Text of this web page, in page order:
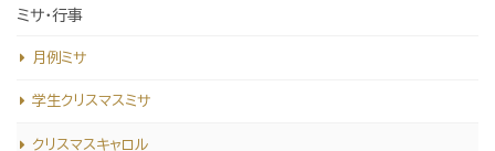
ミサ・行事
月例ミサ
学生クリスマスミサ
クリスマスキャロル